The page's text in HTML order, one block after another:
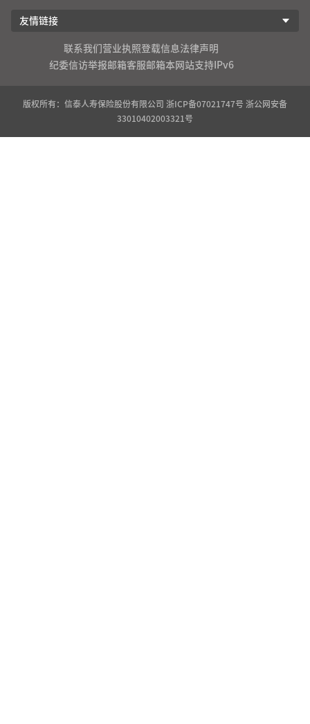
友情链接
联系我们 营业执照登载信息法律声明
纪委信访举报邮箱客服邮箱本网站支持IPv6
版权所有：信泰人寿保险股份有限公司 浙ICP备07021747号 浙公网安备
33010402003321号